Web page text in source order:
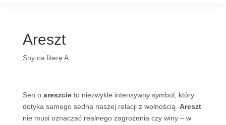
Areszt
Sny na literę A
Sen o areszcieto niezwykle intensywny symbol, który
dotyka samego sedna naszej relacji z wolnością. Areszt
nie musi oznaczać realnego zagrożenia czy winy – w